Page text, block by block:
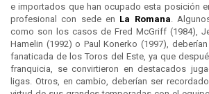
e importados que han ocupado esta posición
profesional con sede en La Romana .
como son los casos de Fred McGriff (1984),
Hamelin (1992) o Paul Konerko (1997),
fanaticada de los Toros del Este, ya que
franquicia, se convirtieron en destacados
ligas. Otros, en cambio, deberían ser